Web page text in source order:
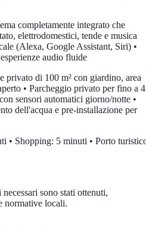
completamente integrato che
elettrodomestici, tende e musica
(Alexa, Google Assistant, Siri) •
audio fluide
privato di 100 m² con giardino, area
• Parcheggio privato per fino a 4
sensori automatici giorno/notte •
dell'acqua e pre-installazione per
• Shopping: 5 minuti • Porto
sono stati ottenuti,
normative locali.